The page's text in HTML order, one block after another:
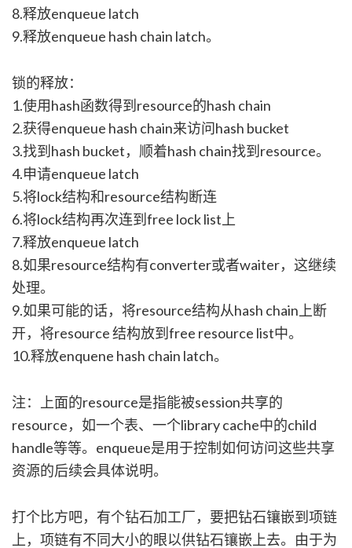
8.释放enqueue latch
9.释放enqueue hash chain latch。
锁的释放：
1.使用hash函数得到resource的hash chain
2.获得enqueue hash chain来访问hash bucket
3.找到hash bucket，顺着hash chain找到resource。
4.申请enqueue latch
5.将lock结构和resource结构断连
6.将lock结构再次连到free lock list上
7.释放enqueue latch
8.如果resource结构有converter或者waiter，这继续
处理。
9.如果可能的话，将resource结构从hash chain上断
开，将resource 结构放到free resource list中。
10.释放enquene hash chain latch。
注：上面的resource是指能被session共享的
resource，如一个表、一个library cache中的child
handle等等。enqueue是用于控制如何访问这些共享
资源的后续会具体说明。
打个比方吧，有个钻石加工厂，要把钻石镶嵌到项链
上，项链有不同大小的眼以供钻石镶嵌上去。由于为